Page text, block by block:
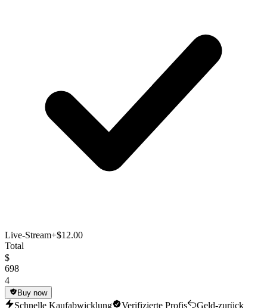
Live-Stream+$12.00
Total
$
698
4
Buy now
Schnelle Kaufabwicklung Verifizierte Profis Geld-zurück